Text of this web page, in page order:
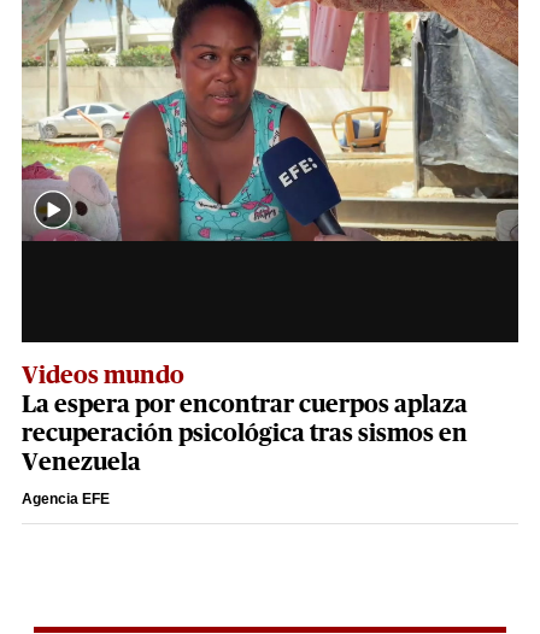
Videos mundo
La espera por encontrar cuerpos aplaza
recuperación psicológica tras sismos en
Venezuela
Agencia EFE